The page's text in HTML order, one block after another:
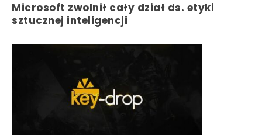
Microsoft zwolnił cały dział ds. etyki
sztucznej inteligencji